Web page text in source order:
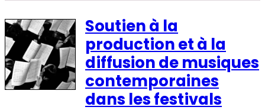
Soutien à la
production et à la
diffusion de musiques
contemporaines
dans les festivals